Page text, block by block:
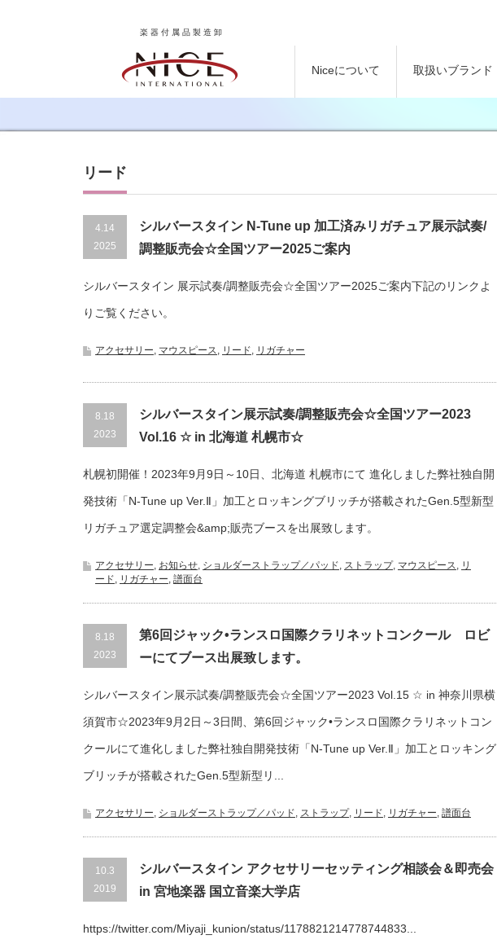
楽器付属品製造卸
Niceについて 取扱いブランド
リード
4.14
2025
シルバースタイン N-Tune up 加工済みリガチュア展示試奏/
調整販売会☆全国ツアー2025ご案内
シルバースタイン 展示試奏/調整販売会☆全国ツアー2025ご案内下記のリンクよ
りご覧ください。
アクセサリー, マウスピース, リード, リガチャー
8.18
2023
シルバースタイン展示試奏/調整販売会☆全国ツアー2023
Vol.16 ☆ in 北海道 札幌市☆
札幌初開催！2023年9月9日～10日、北海道 札幌市にて 進化しました弊社独自開
発技術「N-Tune up Ver.Ⅱ」加工とロッキングブリッチが搭載されたGen.5型新型
リガチュア選定調整会&amp;販売ブースを出展致します。
アクセサリー, お知らせ, ショルダーストラップ／パッド, ストラップ, マウスピース, リ
ード, リガチャー, 譜面台
8.18
2023
第6回ジャック•ランスロ国際クラリネットコンクール ロビ
ーにてブース出展致します。
シルバースタイン展示試奏/調整販売会☆全国ツアー2023 Vol.15 ☆ in 神奈川県横
須賀市☆2023年9月2日～3日間、第6回ジャック•ランスロ国際クラリネットコン
クールにて進化しました弊社独自開発技術「N-Tune up Ver.Ⅱ」加工とロッキング
ブリッチが搭載されたGen.5型新型リ...
アクセサリー, ショルダーストラップ／パッド, ストラップ, リード, リガチャー, 譜面台
10.3
2019
シルバースタイン アクセサリーセッティング相談会＆即売会
in 宮地楽器 国立音楽大学店
https://twitter.com/Miyaji_kunion/status/1178821214778744833...